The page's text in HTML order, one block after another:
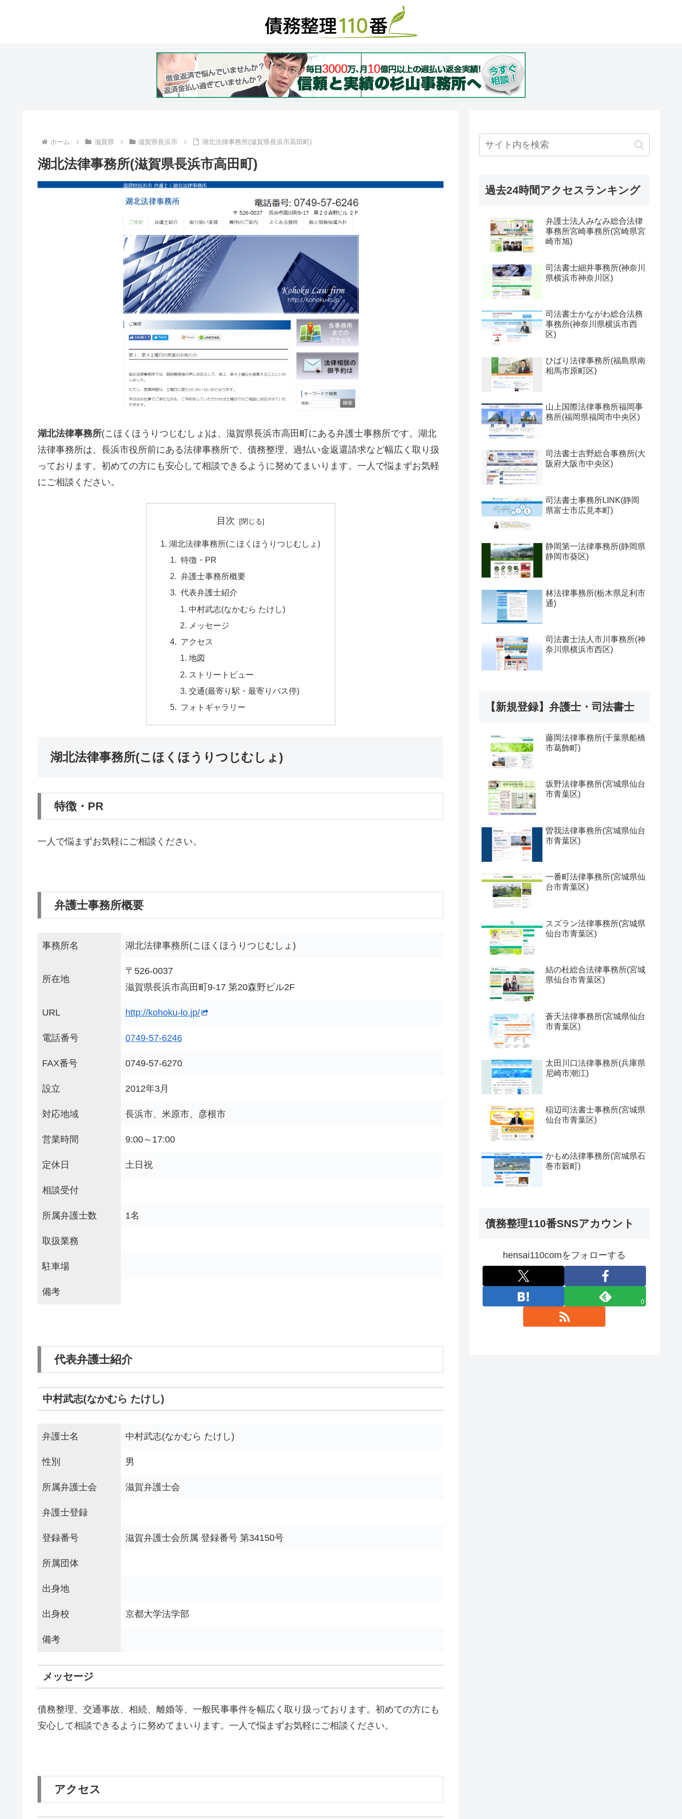
ホーム 滋賀県 滋賀県長浜市 湖北法律事務所(滋賀県長浜市高田町)
湖北法律事務所(滋賀県長浜市高田町)
湖北法律事務所(こほくほうりつじむしょ)は、滋賀県長浜市高田町にある弁護士事務所です。湖北
法律事務所は、長浜市役所前にある法律事務所で、債務整理、過払い金返還請求など幅広く取り扱
っております。初めての方にも安心して相談できるように努めてまいります。一人で悩まずお気軽
にご相談ください。
目次
湖北法律事務所(こほくほうりつじむしょ)
特徴・PR
弁護士事務所概要
代表弁護士紹介
中村武志(なかむら たけし)
メッセージ
アクセス
地図
ストリートビュー
交通(最寄り駅・最寄りバス停)
フォトギャラリー
湖北法律事務所(こほくほうりつじむしょ)
特徴・PR
一人で悩まずお気軽にご相談ください。
弁護士事務所概要
事務所名 湖北法律事務所(こほくほうりつじむしょ)
所在地
〒526-0037
滋賀県長浜市高田町9-17 第20森野ビル2F
URL http://kohoku-lo.jp/
電話番号 0749-57-6246
FAX番号 0749-57-6270
設立 2012年3月
対応地域 長浜市、米原市、彦根市
営業時間 9:00～17:00
定休日 土日祝
相談受付
所属弁護士数 1名
取扱業務
駐車場
備考
代表弁護士紹介
中村武志(なかむら たけし)
弁護士名 中村武志(なかむら たけし)
性別 男
所属弁護士会 滋賀弁護士会
弁護士登録
登録番号 滋賀弁護士会所属 登録番号 第34150号
所属団体
出身地
出身校 京都大学法学部
備考
メッセージ
債務整理、交通事故、相続、離婚等、一般民事事件を幅広く取り扱っております。初めての方にも
安心して相談できるように努めてまいります。一人で悩まずお気軽にご相談ください。
アクセス
過去24時間アクセスランキング
弁護士法人みなみ総合法律
事務所宮崎事務所(宮崎県宮
崎市旭)
司法書士細井事務所(神奈川
県横浜市神奈川区)
司法書士かながわ総合法務
事務所(神奈川県横浜市西
区)
ひばり法律事務所(福島県南
相馬市原町区)
山上国際法律事務所福岡事
務所(福岡県福岡市中央区)
司法書士吉野総合事務所(大
阪府大阪市中央区)
司法書士事務所LINK(静岡
県富士市広見本町)
静岡第一法律事務所(静岡県
静岡市葵区)
林法律事務所(栃木県足利市
通)
司法書士法人市川事務所(神
奈川県横浜市西区)
【新規登録】弁護士・司法書士
藤岡法律事務所(千葉県船橋
市葛飾町)
坂野法律事務所(宮城県仙台
市青葉区)
曽我法律事務所(宮城県仙台
市青葉区)
一番町法律事務所(宮城県仙
台市青葉区)
スズラン法律事務所(宮城県
仙台市青葉区)
結の杜総合法律事務所(宮城
県仙台市青葉区)
蒼天法律事務所(宮城県仙台
市青葉区)
太田川口法律事務所(兵庫県
尼崎市潮江)
稲辺司法書士事務所(宮城県
仙台市青葉区)
かもめ法律事務所(宮城県石
巻市穀町)
債務整理110番SNSアカウント
hensai110comをフォローする
0